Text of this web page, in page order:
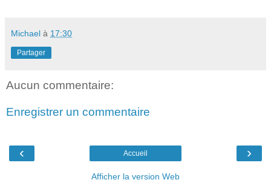
Michael à 17:30
Partager
Aucun commentaire:
Enregistrer un commentaire
‹ ›
Accueil
Afficher la version Web